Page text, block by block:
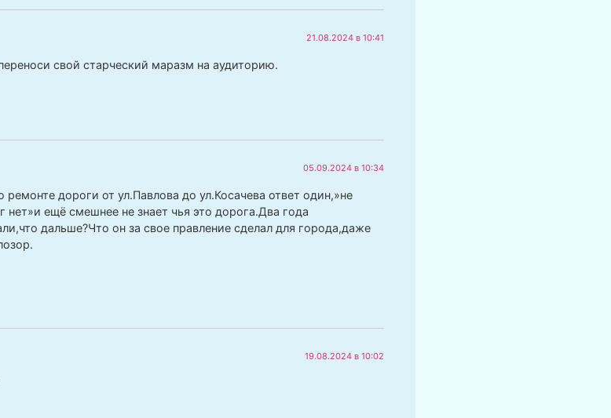
21.08.2024 в 10:41
свой старческий маразм на аудиторию.
05.09.2024 в 10:34
дороги от ул.Павлова до ул.Косачева ответ один,»не
нет»и ещё смешнее не знает чья это дорога.Два года
дальше?Что он за свое правление сделал для города,даже
19.08.2024 в 10:02